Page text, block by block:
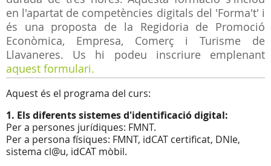
en l'apartat de competències digitals del 'Forma't' i
és una proposta de la Regidoria de Promoció
Econòmica, Empresa, Comerç i Turisme de
Llavaneres. Us hi podeu inscriure emplenant
aquest formulari.
Aquest és el programa del curs:
1. Els diferents sistemes d'identificació digital:
Per a persones jurídiques: FMNT.
Per a persona físiques: FMNT, idCAT certificat, DNIe,
sistema cl@u, idCAT mòbil.